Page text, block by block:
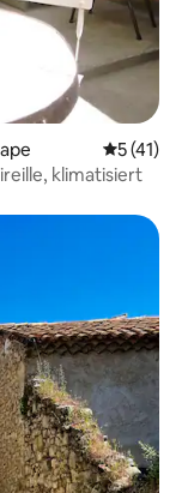
5 (41)
klimatisiert